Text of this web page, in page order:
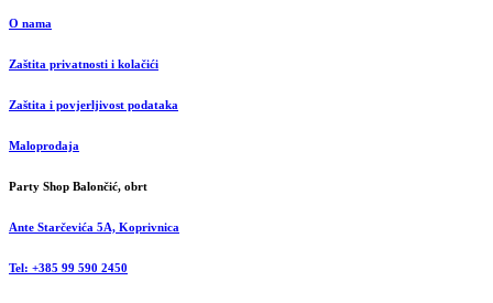
O nama
Zaštita privatnosti i kolačići
Zaštita i povjerljivost podataka
Maloprodaja
Party Shop Balončić, obrt
Ante Starčevića 5A, Koprivnica
Tel: +385 99 590 2450